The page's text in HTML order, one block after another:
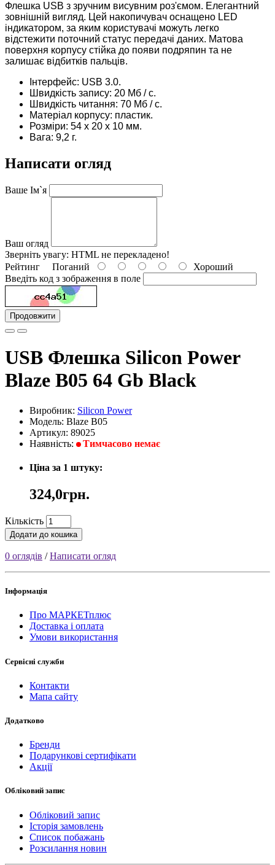
Флешка USB з зручним висувним роз'ємом. Елегантний
зовнішній вигляд. Цей накопичувач оснащено LED
індикатором, за яким користувачі можуть легко
відстежити поточний статус передачі даних. Матова
поверхня корпусу стійка до появи подряпин та не
залишає відбитків пальців.
Інтерфейс: USB 3.0.
Швидкість запису: 20 Mб / с.
Швидкість читання: 70 Mб / с.
Матеріал корпусу: пластик.
Розміри: 54 x 20 x 10 мм.
Вага: 9,2 г.
Написати огляд
Ваше Ім`я
Ваш огляд
Зверніть увагу: HTML не перекладено!
Рейтинг Поганий
Хороший
Введіть код з зображення в поле
Продовжити
USB Флешка Silicon Power
Blaze B05 64 Gb Black
Виробник: Silicon Power
Модель: Blaze B05
Артикул: 89025
Наявність:
Тимчасово немає
Ціна за 1 штуку:
324,0грн.
Кількість
Додати до кошика
0 оглядів /Написати огляд
Інформація
Про МАРКЕТплюс
Доставка і оплата
Умови використання
Сервісні служби
Контакти
Мапа сайту
Додатково
Бренди
Подарункові сертифікати
Акції
Обліковий запис
Обліковий запис
Історія замовлень
Список побажань
Розсилання новин